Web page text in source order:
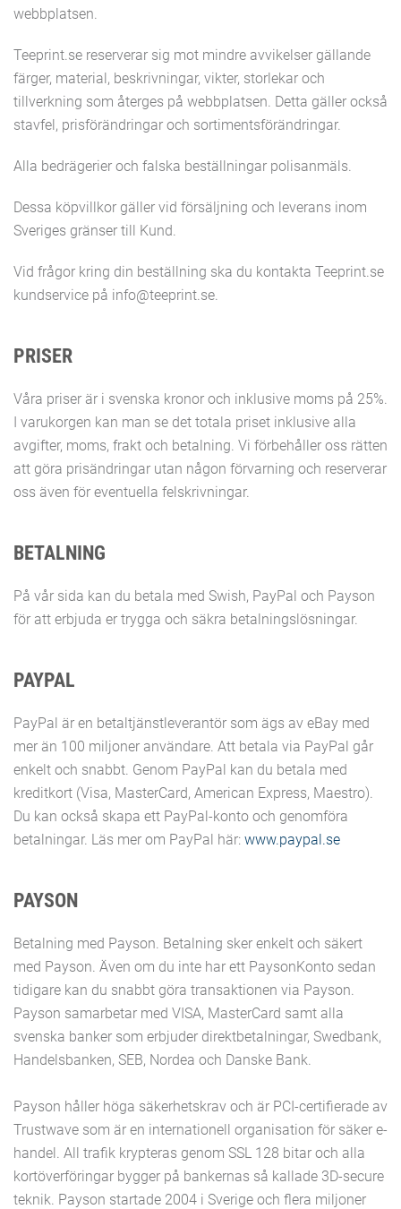
webbplatsen.
Teeprint.se reserverar sig mot mindre avvikelser gällande
färger, material, beskrivningar, vikter, storlekar och
tillverkning som återges på webbplatsen. Detta gäller också
stavfel, prisförändringar och sortimentsförändringar.
Alla bedrägerier och falska beställningar polisanmäls.
Dessa köpvillkor gäller vid försäljning och leverans inom
Sveriges gränser till Kund.
Vid frågor kring din beställning ska du kontakta Teeprint.se
kundservice på info@teeprint.se.
PRISER
Våra priser är i svenska kronor och inklusive moms på 25%.
I varukorgen kan man se det totala priset inklusive alla
avgifter, moms, frakt och betalning. Vi förbehåller oss rätten
att göra prisändringar utan någon förvarning och reserverar
oss även för eventuella felskrivningar.
BETALNING
På vår sida kan du betala med Swish, PayPal och Payson
för att erbjuda er trygga och säkra betalningslösningar.
PAYPAL
PayPal är en betaltjänstleverantör som ägs av eBay med
mer än 100 miljoner användare. Att betala via PayPal går
enkelt och snabbt. Genom PayPal kan du betala med
kreditkort (Visa, MasterCard, American Express, Maestro).
Du kan också skapa ett PayPal-konto och genomföra
betalningar. Läs mer om PayPal här: www.paypal.se
PAYSON
Betalning med Payson. Betalning sker enkelt och säkert
med Payson. Även om du inte har ett PaysonKonto sedan
tidigare kan du snabbt göra transaktionen via Payson.
Payson samarbetar med VISA, MasterCard samt alla
svenska banker som erbjuder direktbetalningar, Swedbank,
Handelsbanken, SEB, Nordea och Danske Bank.
Payson håller höga säkerhetskrav och är PCI-certifierade av
Trustwave som är en internationell organisation för säker e-
handel. All trafik krypteras genom SSL 128 bitar och alla
kortöverföringar bygger på bankernas så kallade 3D-secure
teknik. Payson startade 2004 i Sverige och flera miljoner